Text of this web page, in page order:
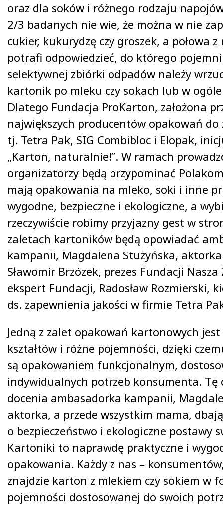
oraz dla soków i różnego rodzaju
2/3 badanych nie wie, że można w nie
cukier, kukurydzę czy groszek, a połowa
potrafi odpowiedzieć, do którego
selektywnej zbiórki odpadów należy
kartonik po mleku czy sokach lub w
Dlatego Fundacja ProKarton, założona
największych producentów opakowań do
tj. Tetra Pak, SIG Combibloc i Elopak,
„Karton, naturalnie!”. W ramach
organizatorzy będą przypominać
mają opakowania na mleko, soki i inne
wygodne, bezpieczne i ekologiczne, a
rzeczywiście robimy przyjazny gest w
zaletach kartoników będą opowiadać
kampanii, Magdalena Stużyńska,
Sławomir Brzózek, prezes Fundacji
ekspert Fundacji, Radosław Rozmierski,
ds. zapewnienia jakości w firmie Tetra
Jedną z zalet opakowań kartonowych
kształtów i różne pojemności, dzięki
są opakowaniem funkcjonalnym,
indywidualnych potrzeb konsumenta. Tę
docenia ambasadorka kampanii,
aktorka, a przede wszystkim mama,
o bezpieczeństwo i ekologiczne postawy
Kartoniki to naprawdę praktyczne i
opakowania. Każdy z nas –
znajdzie karton z mlekiem czy sokiem w
pojemności dostosowanej do swoich